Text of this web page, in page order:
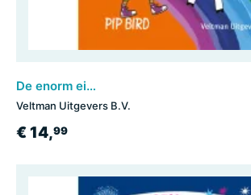
De enorm eigenwijze eenhoorn en het verjaardagsfeest
Veltman Uitgevers B.V.
€ 14,99